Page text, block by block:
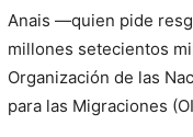
Anais —quien pide
millones setecientos
Organización de las
para las Migraciones